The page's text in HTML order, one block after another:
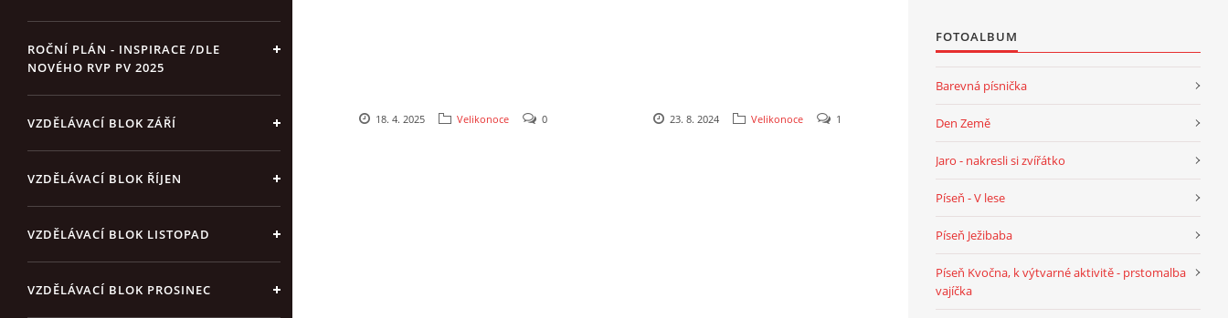
ROČNÍ PLÁN - INSPIRACE /DLE
NOVÉHO RVP PV 2025
VZDĚLÁVACÍ BLOK ZÁŘÍ
VZDĚLÁVACÍ BLOK ŘÍJEN
VZDĚLÁVACÍ BLOK LISTOPAD
VZDĚLÁVACÍ BLOK PROSINEC
18. 4. 2025 Velikonoce 0 23. 8. 2024 Velikonoce 1
FOTOALBUM
Barevná písnička
Den Země
Jaro - nakresli si zvířátko
Píseň - V lese
Píseň Ježibaba
Píseň Kvočna, k výtvarné aktivitě - prstomalba
vajíčka